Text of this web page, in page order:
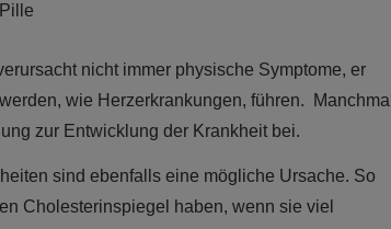
nicht immer physische Symptome, er
wie Herzerkrankungen, führen. Manchmal
zur Entwicklung der Krankheit bei.
sind ebenfalls eine mögliche Ursache. So
Cholesterinspiegel haben, wenn sie viel